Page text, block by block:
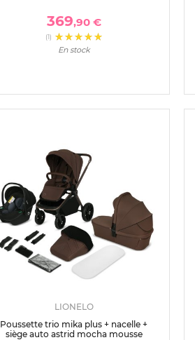
369,90 €
(1)
En stock
LIONELO
Poussette trio mika plus + nacelle +
siège auto astrid mocha mousse